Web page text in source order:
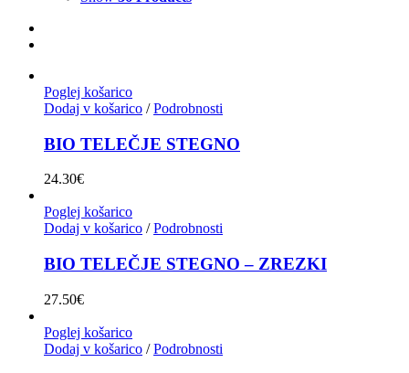
Poglej košarico
Dodaj v košarico / Podrobnosti
BIO TELEČJE STEGNO
24.30€
Poglej košarico
Dodaj v košarico / Podrobnosti
BIO TELEČJE STEGNO – ZREZKI
27.50€
Poglej košarico
Dodaj v košarico / Podrobnosti